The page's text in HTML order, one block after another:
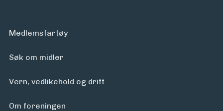
Medlemsfartøy
Søk om midler
Vern, vedlikehold og drift
Om foreningen